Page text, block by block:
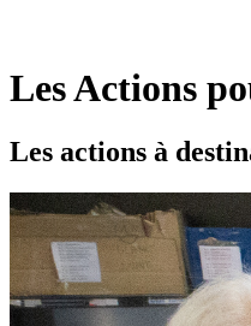
Les Actions
Les actions à